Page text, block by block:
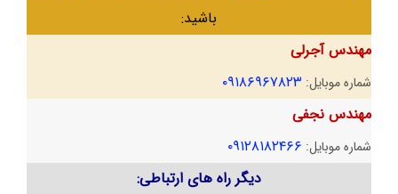
باشید:
مهندس آجرلی
شماره موبایل: ۰۹۱۸۶۹۶۷۸۲۳
مهندس نجفی
شماره موبایل: ۰۹۱۲۸۱۸۲۴۶۶
دیگر راه های ارتباطی: